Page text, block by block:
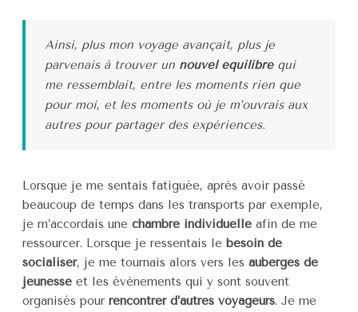
Ainsi, plus mon voyage avançait, plus je
parvenais à trouver un nouvel équilibrequi
me ressemblait, entre les moments rien que
pour moi, et les moments où je m’ouvrais aux
autres pour partager des expériences.
Lorsque je me sentais fatiguée, après avoir passé
beaucoup de temps dans les transports par exemple,
je m’accordais une chambre individuelle afin de me
ressourcer. Lorsque je ressentais le besoin de
socialiser, je me tournais alors vers les auberges de
jeunesse et les évènements qui y sont souvent
organisés pour rencontrer d’autres voyageurs. Je me